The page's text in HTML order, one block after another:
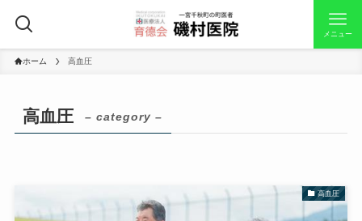
メニュー
ホーム 高血圧
高血圧 – category –
高血圧